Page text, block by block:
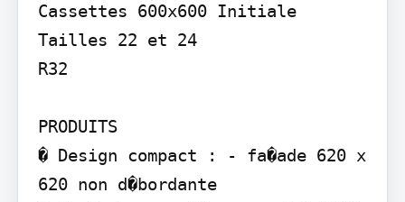
Cassettes 600x600 Initiale
Tailles 22 et 24
R32
PRODUITS
� Design compact : - fa�ade 620 x
620 non d�bordante